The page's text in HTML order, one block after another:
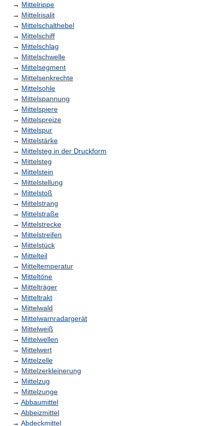
→ Mittelrippe
→ Mittelrisalit
→ Mittelschalthebel
→ Mittelschiff
→ Mittelschlag
→ Mittelschwelle
→ Mittelsegment
→ Mittelsenkrechte
→ Mittelsohle
→ Mittelspannung
→ Mittelspiere
→ Mittelspreize
→ Mittelspur
→ Mittelstärke
→ Mittelsteg in der Druckform
→ Mittelsteg
→ Mittelstein
→ Mittelstellung
→ Mittelstoß
→ Mittelstrang
→ Mittelstraße
→ Mittelstrecke
→ Mittelstreifen
→ Mittelstück
→ Mittelteil
→ Mitteltemperatur
→ Mitteltöne
→ Mittelträger
→ Mitteltrakt
→ Mittelwald
→ Mittelwarnradargerät
→ Mittelweiß
→ Mittelwellen
→ Mittelwert
→ Mittelzelle
→ Mittelzerkleinerung
→ Mittelzug
→ Mittelzunge
→ Abbaumittel
→ Abbeizmittel
→ Abdeckmittel